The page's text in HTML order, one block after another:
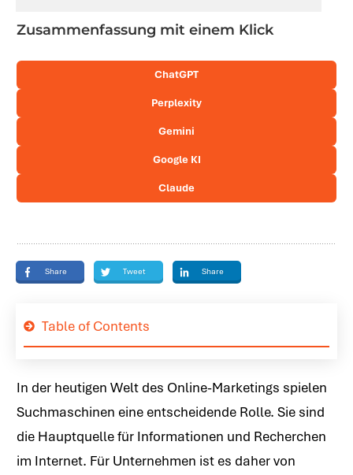
Zusammenfassung mit einem Klick
ChatGPT
Perplexity
Gemini
Google KI
Claude
Share Tweet Share
Table of Contents
In der heutigen Welt des Online-Marketings spielen
Suchmaschinen eine entscheidende Rolle. Sie sind
die Hauptquelle für Informationen und Recherchen
im Internet. Für Unternehmen ist es daher von